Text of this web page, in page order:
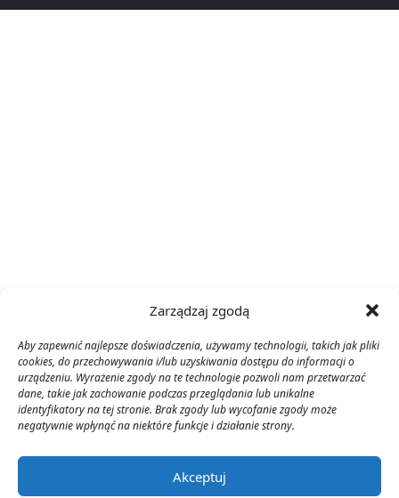
Zarządzaj zgodą
Aby zapewnić najlepsze doświadczenia, używamy technologii, takich jak pliki
cookies, do przechowywania i/lub uzyskiwania dostępu do informacji o
urządzeniu. Wyrażenie zgody na te technologie pozwoli nam przetwarzać
dane, takie jak zachowanie podczas przeglądania lub unikalne
identyfikatory na tej stronie. Brak zgody lub wycofanie zgody może
negatywnie wpłynąć na niektóre funkcje i działanie strony.
Akceptuj